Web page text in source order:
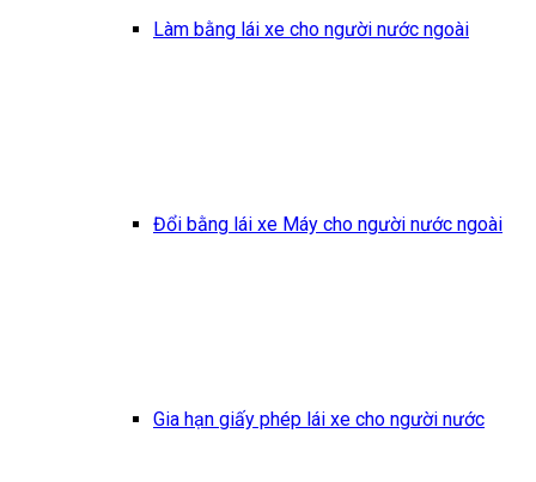
Làm bằng lái xe cho người nước ngoài
Đổi bằng lái xe Máy cho người nước ngoài
Gia hạn giấy phép lái xe cho người nước